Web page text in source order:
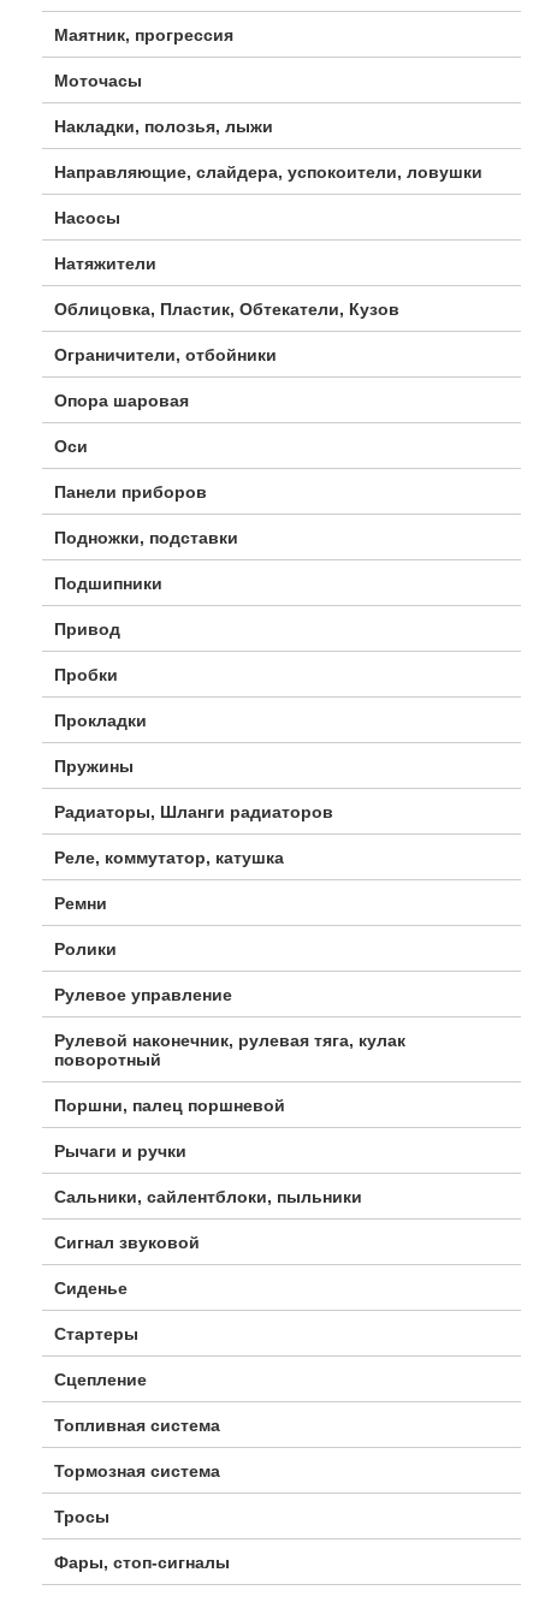
Маятник, прогрессия
Моточасы
Накладки, полозья, лыжи
Направляющие, слайдера, успокоители, ловушки
Насосы
Натяжители
Облицовка, Пластик, Обтекатели, Кузов
Ограничители, отбойники
Опора шаровая
Оси
Панели приборов
Подножки, подставки
Подшипники
Привод
Пробки
Прокладки
Пружины
Радиаторы, Шланги радиаторов
Реле, коммутатор, катушка
Ремни
Ролики
Рулевое управление
Рулевой наконечник, рулевая тяга, кулак
поворотный
Поршни, палец поршневой
Рычаги и ручки
Сальники, сайлентблоки, пыльники
Сигнал звуковой
Сиденье
Стартеры
Сцепление
Топливная система
Тормозная система
Тросы
Фары, стоп-сигналы